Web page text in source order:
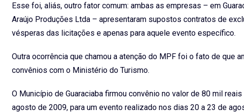
Esse foi, aliás, outro fator comum: ambas as empresas – em
Araújo Produções Ltda – apresentaram supostos contratos de
vésperas das licitações e apenas para aquele evento específico.
Outra ocorrência que chamou a atenção do MPF foi o fato de que
convênios com o Ministério do Turismo.
O Município de Guaraciaba firmou convênio no valor de 80 mil
agosto de 2009, para um evento realizado nos dias 20 a 23 de